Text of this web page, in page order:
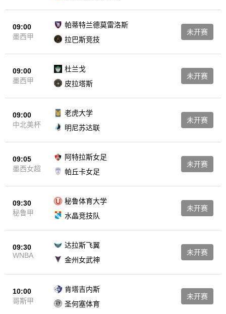
09:00
墨西甲
帕蒂特兰德莫雷洛斯
拉巴斯竞技
未开赛
09:00
墨西甲
杜兰戈
皮拉塔斯
未开赛
09:00
中北美杯
老虎大学
明尼苏达联
未开赛
09:05
墨西女超
阿特拉斯女足
帕丘卡女足
未开赛
09:30
秘鲁甲
秘鲁体育大学
水晶竞技队
未开赛
09:30
WNBA
达拉斯飞翼
金州女武神
未开赛
10:00
哥斯甲
肯塔吉内斯
圣何塞体育
未开赛